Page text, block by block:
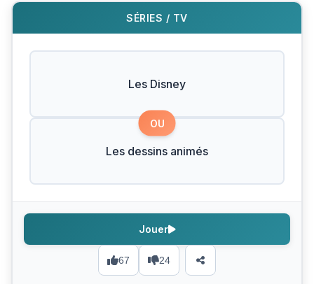
SÉRIES / TV
Les Disney
OU
Les dessins animés
67 24
Jouer